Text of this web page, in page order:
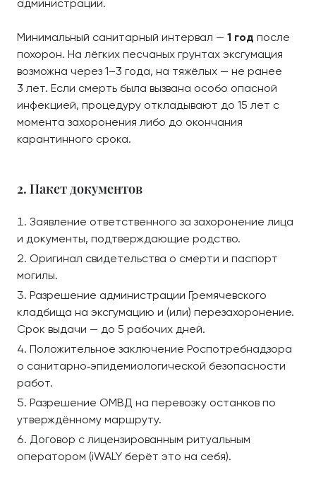
администрации.
Минимальный санитарный интервал — 1 год после
похорон. На лёгких песчаных грунтах эксгумация
возможна через 1–3 года, на тяжёлых — не ранее
3 лет. Если смерть была вызвана особо опасной
инфекцией, процедуру откладывают до 15 лет с
момента захоронения либо до окончания
карантинного срока.
2. Пакет документов
Заявление ответственного за захоронение лица
и документы, подтверждающие родство.
Оригинал свидетельства о смерти и паспорт
могилы.
Разрешение администрации Гремячевского
кладбища на эксгумацию и (или) перезахоронение.
Срок выдачи — до 5 рабочих дней.
Положительное заключение Роспотребнадзора
о санитарно‑эпидемиологической безопасности
работ.
Разрешение ОМВД на перевозку останков по
утверждённому маршруту.
Договор с лицензированным ритуальным
оператором (iWALY берёт это на себя).